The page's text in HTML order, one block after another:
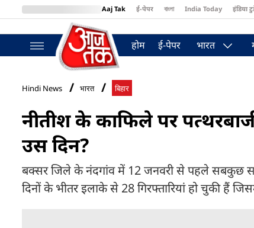
Aaj Tak ई-पेपर বাংলা India Today इंडिया
BT Bazaar
होम ई-पेपर भारत
Hindi News भारत बिहार
नीतीश के काफिले पर
उस दिन?
बक्सर जिले के नंदगांव में 12 जनवरी से पहले सबकुछ
दिनों के भीतर इलाके से 28 गिरफ्तारियां हो चुकी हैं